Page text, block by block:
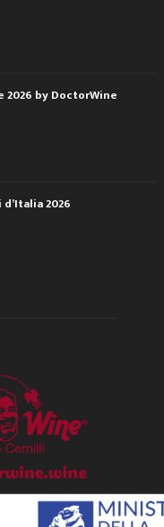
by DoctorWine
2026